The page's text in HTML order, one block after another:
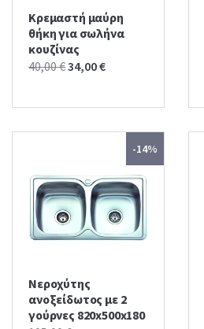
Κρεμαστή μαύρη
θήκη για σωλήνα
κουζίνας
40,00€Original
was:
34,00€Current
is:
-14%
Νεροχύτης
ανοξείδωτος με 2
γούρνες 820x500x180